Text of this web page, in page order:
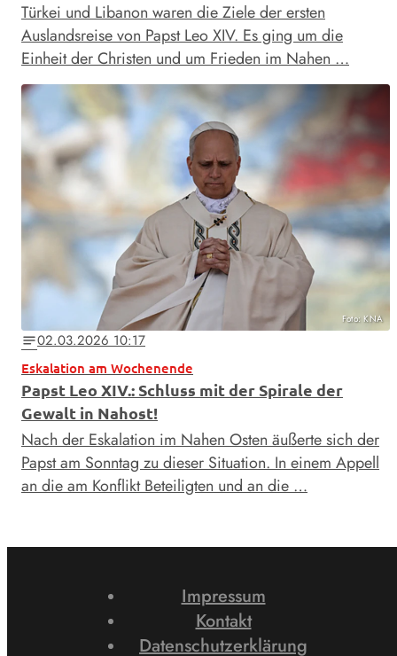
Türkei und Libanon waren die Ziele der ersten
Auslandsreise von Papst Leo XIV. Es ging um die
Einheit der Christen und um Frieden im Nahen …
Foto: KNA
notes02.03.2026 10:17
Eskalation am Wochenende
Papst Leo XIV.: Schluss mit der Spirale der
Gewalt in Nahost!
Nach der Eskalation im Nahen Osten äußerte sich der
Papst am Sonntag zu dieser Situation. In einem Appell
an die am Konflikt Beteiligten und an die …
Impressum
Kontakt
Datenschutzerklärung